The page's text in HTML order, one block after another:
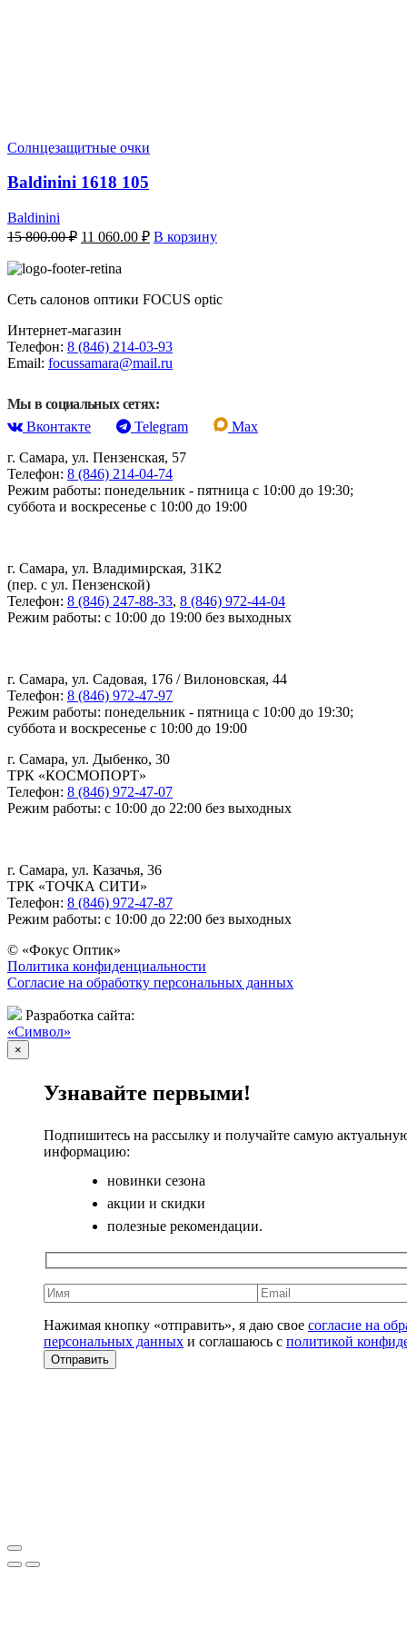
Солнцезащитные очки
Baldinini 1618 105
Baldinini
15 800.00₽ Первоначальная
составляла
800.00 ₽.
11 060.00 ₽Текущая
цена:
В корзину
Сеть салонов оптики FOCUS optic
Интернет-магазин
Телефон: 8 (846) 214-03-93
Email: focussamara@mail.ru
Мы в социальных сетях:
Вконтакте
Telegram
Max
г. Самара, ул. Пензенская, 57
Телефон: 8 (846) 214-04-74
Режим работы: понедельник - пятница с 10:00 до 19:30;
суббота и воскресенье с 10:00 до 19:00
г. Самара, ул. Владимирская, 31К2
(пер. с ул. Пензенской)
Телефон: 8 (846) 247-88-33, 8 (846) 972-44-04
Режим работы: с 10:00 до 19:00 без выходных
г. Самара, ул. Садовая, 176 / Вилоновская, 44
Телефон: 8 (846) 972-47-97
Режим работы: понедельник - пятница с 10:00 до 19:30;
суббота и воскресенье с 10:00 до 19:00
г. Самара, ул. Дыбенко, 30
ТРК «КОСМОПОРТ»
Телефон: 8 (846) 972-47-07
Режим работы: с 10:00 до 22:00 без выходных
г. Самара, ул. Казачья, 36
ТРК «ТОЧКА СИТИ»
Телефон: 8 (846) 972-47-87
Режим работы: с 10:00 до 22:00 без выходных
© «Фокус Оптик»
Политика конфиденциальности
Согласие на обработку персональных данных
Разработка сайта:
«Символ»
×
Узнавайте первыми!
Подпишитесь на рассылку и получайте самую
информацию:
новинки сезона
акции и скидки
полезные рекомендации.
Нажимая кнопку «отправить», я даю свое согласие на
персональных данных и соглашаюсь с политикой